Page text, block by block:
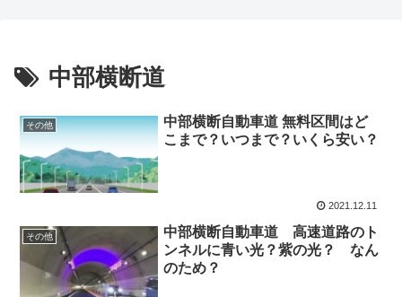
中部横断道
その他
中部横断自動車道 無料区間はど
こまで？いつまで？いくら安い？
2021.12.11
その他
中部横断自動車道 高速道路のト
ンネルに青い光？紫の光？ なん
のため？